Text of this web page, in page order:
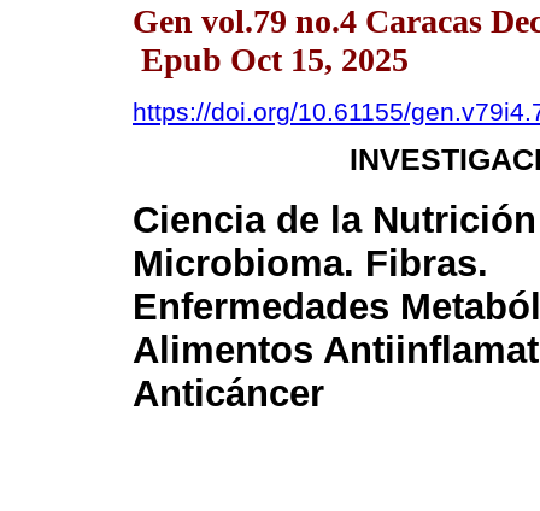
Gen vol.79 no.4 Caracas
Epub Oct 15, 2025
https://doi.org/10.61155/
Ciencia de la
Microbioma. Fibras.
Enfermedades
Alimentos
Anticáncer